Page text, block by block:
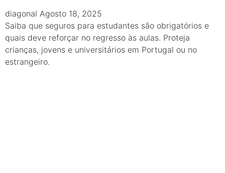
diagonal Agosto 18, 2025
Saiba que seguros para estudantes são obrigatórios e
quais deve reforçar no regresso às aulas. Proteja
crianças, jovens e universitários em Portugal ou no
estrangeiro.